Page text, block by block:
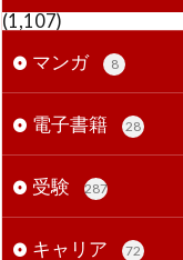
(1,107)
マンガ
8
電子書籍 28
受験 287
キャリア 72